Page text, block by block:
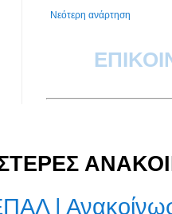
Νεότερη ανάρτηση
|